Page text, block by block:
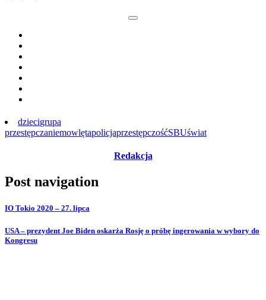
dziecigrupa
przestępczaniemowlętapolicjaprzestępczośćSBUświat
Redakcja
Post navigation
IO Tokio 2020 – 27. lipca
USA – prezydent Joe Biden oskarża Rosję o próbę ingerowania w wybory do
Kongresu